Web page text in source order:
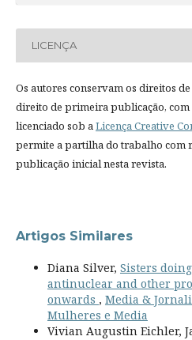
LICENÇA
Os autores conservam os direitos
direito de primeira publicação,
licenciado sob aLicença Creative
permite a partilha do trabalho com
publicação inicial nesta revista.
Artigos Similares
Diana Silver, Sisters
antinuclear and other
onwards , Media &
Mulheres e Media
Vivian Augustin Eichler,